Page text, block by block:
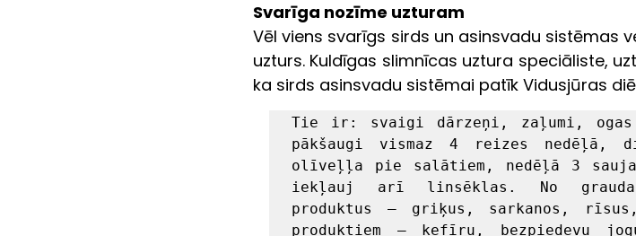
Svarīga nozīme uzturam
Vēl viens svarīgs sirds un asinsvadu sistēmas
uzturs. Kuldīgas slimnīcas uztura speciāliste,
ka sirds asinsvadu sistēmai patīk Vidusjūras
Tie ir: svaigi dārzeņi, zaļumi, ogas
pākšaugi vismaz 4 reizes nedēļā,
olīveļļa pie salātiem, nedēļā 3
iekļauj arī linsēklas. No
produktus – griķus, sarkanos,
produktiem – kefīru, bezpiedevu